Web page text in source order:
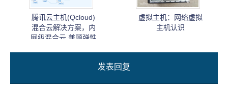
腾讯云主机(Qcloud)
混合云解决方案，内
网级混合云,兼顾弹性
虚拟主机：网络虚拟
主机认识
发表回复